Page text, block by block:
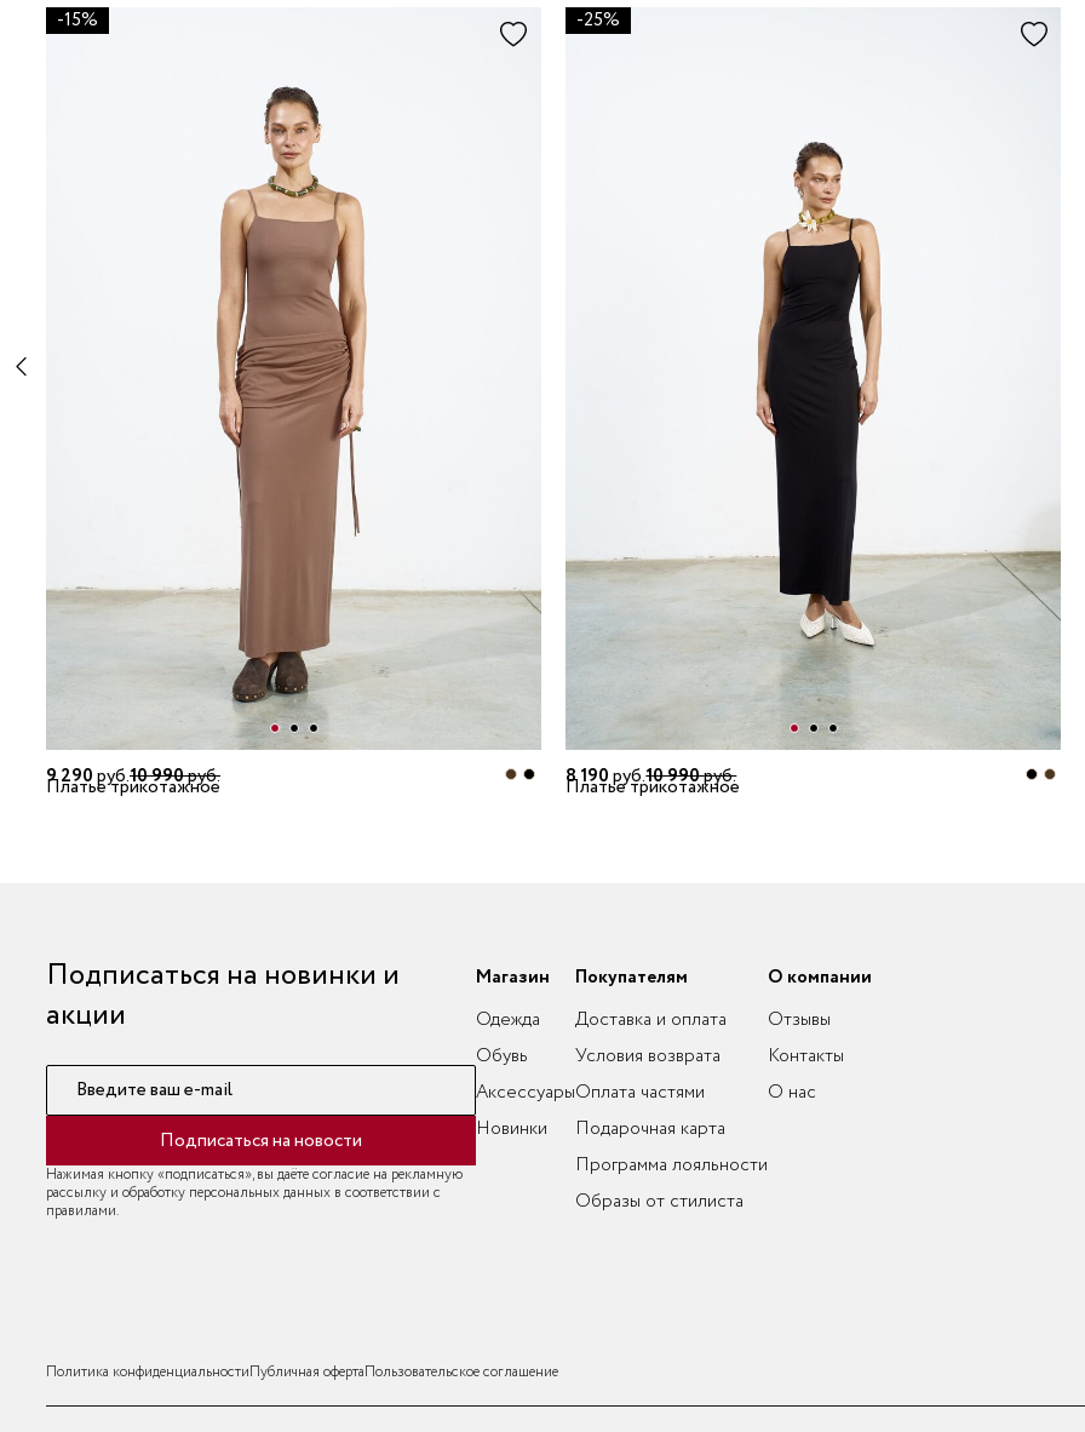
-15%
9 290руб.10 990руб.
Платье трикотажное
-25%
8 190руб.10 990руб.
Платье трикотажное
Подписаться на новинки и
акции
Введите ваш e-mail
Подписаться на новости
Нажимая кнопку «подписаться», вы даёте согласие на рекламную
рассылку и обработку персональных данных в соответствии с
правилами.
Магазин
Одежда
Обувь
Аксессуары
Новинки
Покупателям
Доставка и оплата
Условия возврата
Оплата частями
Подарочная карта
Программа лояльности
Образы от стилиста
О компании
Отзывы
Контакты
О нас
Политика конфиденциальностиПубличная офертаПользовательское соглашение